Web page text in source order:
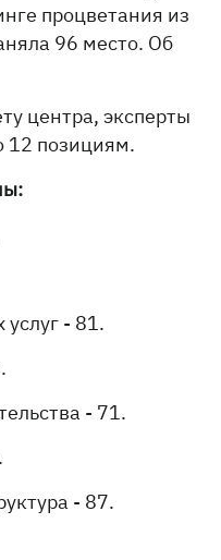
процветания из
96 место. Об
центра, эксперты
12 позициям.
услуг - 81.
- 71.
- 87.